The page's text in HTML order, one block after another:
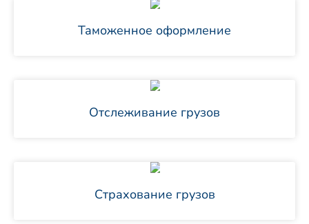
Таможенное оформление
Отслеживание грузов
Страхование грузов